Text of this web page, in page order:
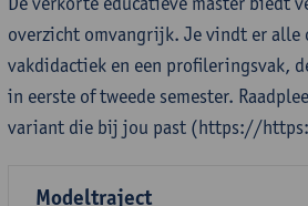
overzicht omvangrijk. Je vindt er alle
vakdidactiek en een profileringsvak,
in eerste of tweede semester.
variant die bij jou past (https://
Modeltraject